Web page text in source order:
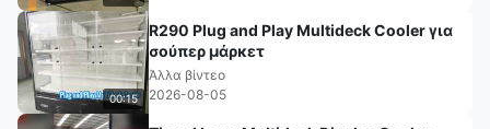
00:15
R290 Plug and Play Multideck Cooler για
σούπερ μάρκετ
Άλλα βίντεο
2026-08-05